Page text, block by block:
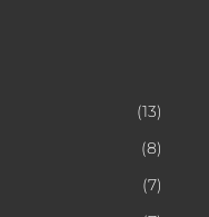
(13)
(8)
(7)